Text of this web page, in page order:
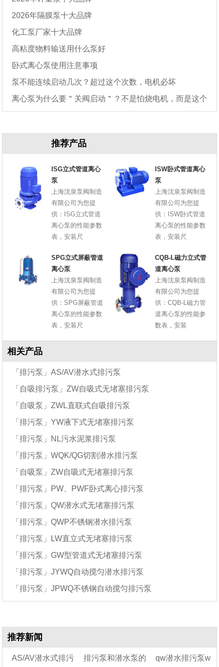
2026年隔膜泵十大品牌
化工泵厂家十大品牌
高粘度物料输送用什么泵好
卧式离心泵使用注意事项
泵不能连续启动几次？超过这个次数，电机必坏
离心泵为什么要＂关阀启动＂？不是怕烧电机，而是这个
推荐产品
ISG立式管道离心
泵
上海沈泉泵阀制造
有限公司为您提
供：ISG立式管道
离心泵的性能参数
表，安装尺
ISW卧式管道离心
泵
上海沈泉泵阀制造
有限公司为您提
供：ISW卧式管道
离心泵的性能参数
表，安装尺
SPG立式屏蔽管道
离心泵
上海沈泉泵阀制造
有限公司为您提
供：SPG屏蔽管道
离心泵的性能参数
表，安装尺
CQB-L磁力立式管
道离心泵
上海沈泉泵阀制造
有限公司为您提
供：CQB-L磁力管
道离心泵的性能参
数表，安装
相关产品
「排污泵」AS/AV潜水式排污泵
「自吸排污泵」ZW自吸式无堵塞排污泵
「自吸泵」ZWL直联式自吸排污泵
「排污泵」YW液下式无堵塞排污泵
「排污泵」NL污水泥浆排污泵
「排污泵」WQK/QG切割潜水排污泵
「自吸泵」ZW自吸式无堵塞排污泵
「排污泵」PW、PWF卧式离心排污泵
「排污泵」QW潜水式无堵塞排污泵
「排污泵」QWP不锈钢潜水排污泵
「排污泵」LW直立式无堵塞排污泵
「排污泵」GW型管道式无堵塞排污泵
「排污泵」JYWQ自动搅匀潜水排污泵
「排污泵」JPWQ不锈钢自动搅匀排污泵
推荐新闻
AS/AV潜水式排污 排污泵和潜水泵的 qw潜水排污泵w